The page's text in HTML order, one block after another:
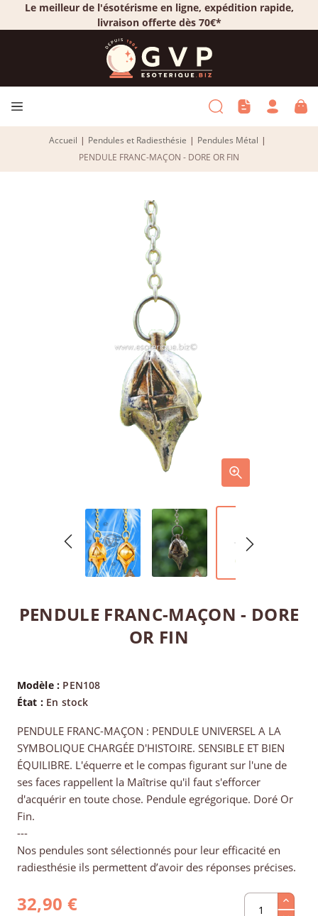
Le meilleur de l'ésotérisme en ligne, expédition rapide,
livraison offerte dès 70€*
Accueil | Pendules et Radiesthésie | Pendules Métal |
PENDULE FRANC-MAÇON - DORE OR FIN
PENDULE FRANC-MAÇON - DORE
OR FIN
Modèle : PEN108
État : En stock
PENDULE FRANC-MAÇON : PENDULE UNIVERSEL A LA
SYMBOLIQUE CHARGÉE D'HISTOIRE. SENSIBLE ET BIEN
ÉQUILIBRE. L'équerre et le compas figurant sur l'une de
ses faces rappellent la Maîtrise qu'il faut s'efforcer
d'acquérir en toute chose. Pendule egrégorique. Doré Or
Fin.
---
Nos pendules sont sélectionnés pour leur efficacité en
radiesthésie ils permettent d’avoir des réponses précises.
32,90 €